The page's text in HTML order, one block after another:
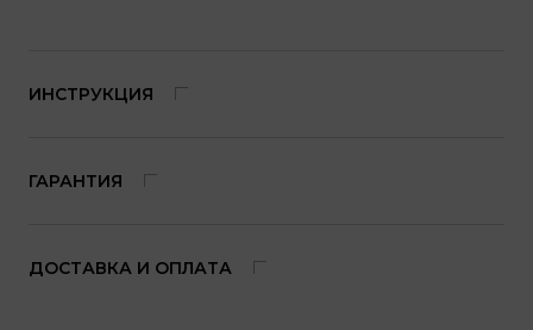
ИНСТРУКЦИЯ
ГАРАНТИЯ
ДОСТАВКА И ОПЛАТА